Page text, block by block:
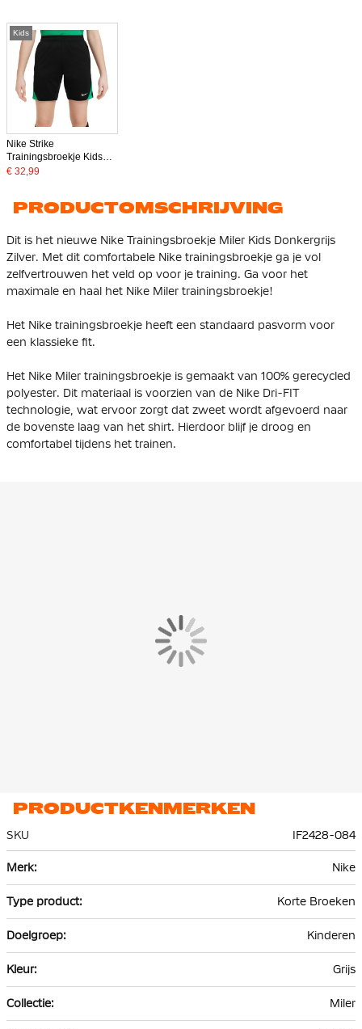
Kids
Nike Strike
Trainingsbroekje Kids
Zwart Groen
€ 32,99
PRODUCTOMSCHRIJVING
Dit is het nieuwe Nike Trainingsbroekje Miler Kids Donkergrijs
Zilver. Met dit comfortabele Nike trainingsbroekje ga je vol
zelfvertrouwen het veld op voor je training. Ga voor het
maximale en haal het Nike Miler trainingsbroekje!
Het Nike trainingsbroekje heeft een standaard pasvorm voor
een klassieke fit.
Het Nike Miler trainingsbroekje is gemaakt van 100% gerecycled
polyester. Dit materiaal is voorzien van de Nike Dri-FIT
technologie, wat ervoor zorgt dat zweet wordt afgevoerd naar
de bovenste laag van het shirt. Hierdoor blijf je droog en
comfortabel tijdens het trainen.
PRODUCTKENMERKEN
SKU
IF2428-084
informatie
Nike
Korte Broeken
Kinderen
Grijs
Miler